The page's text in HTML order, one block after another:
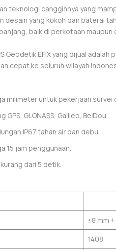
teknologi canggihnya yang
desain yang kokoh dan baterai
baik di perkotaan maupun
Geodetik EFIX yang dijual
cepat ke seluruh wilayah
milimeter untuk pekerjaan survei
GPS, GLONASS, Galileo, BeiDou.
IP67 tahan air dan debu.
15 jam penggunaan.
dari 5 detik.
±8 mm
1408